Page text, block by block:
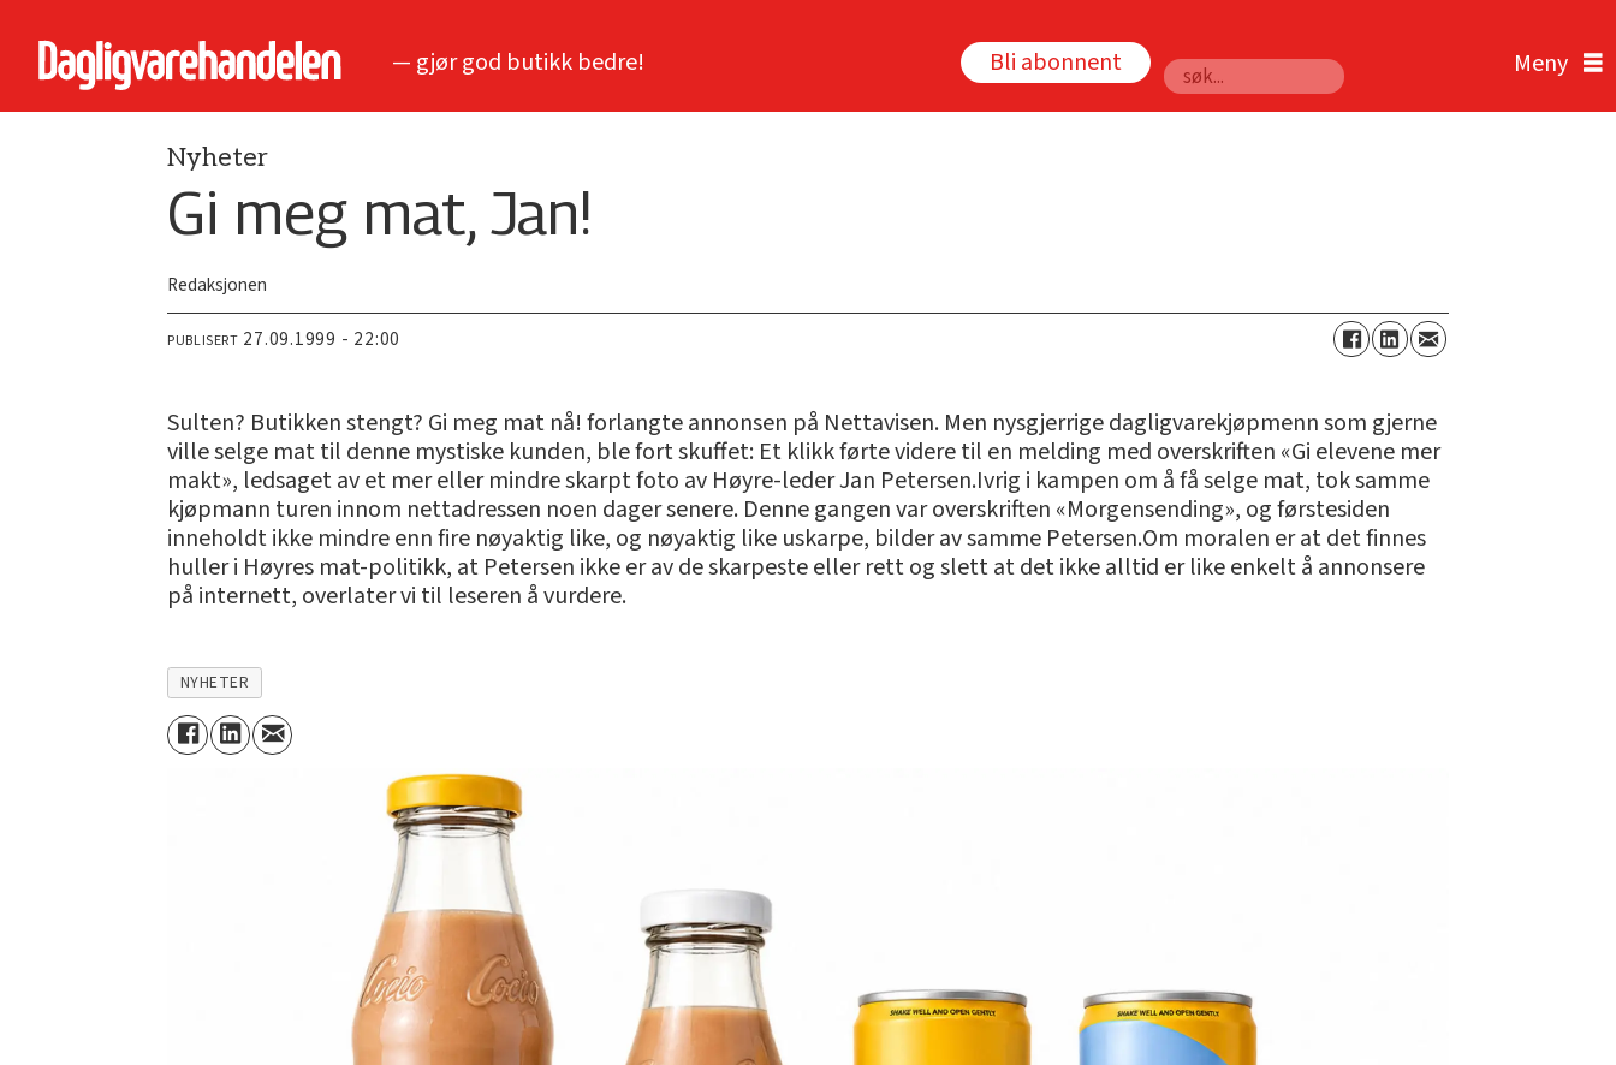
— gjør god butikk bedre! Bli abonnent
Søk
Nyheter
Gi meg mat, Jan!
Redaksjonen
PUBLISERT 27.09.1999 - 22:00
Sulten? Butikken stengt? Gi meg mat nå! forlangte annonsen på Nettavisen. Men nysgjerrige dagligvarekjøpmenn som gjerne
ville selge mat til denne mystiske kunden, ble fort skuffet: Et klikk førte videre til en melding med overskriften «Gi elevene mer
makt», ledsaget av et mer eller mindre skarpt foto av Høyre-leder Jan Petersen.Ivrig i kampen om å få selge mat, tok samme
kjøpmann turen innom nettadressen noen dager senere. Denne gangen var overskriften «Morgensending», og førstesiden
inneholdt ikke mindre enn fire nøyaktig like, og nøyaktig like uskarpe, bilder av samme Petersen.Om moralen er at det finnes
huller i Høyres mat-politikk, at Petersen ikke er av de skarpeste eller rett og slett at det ikke alltid er like enkelt å annonsere
på internett, overlater vi til leseren å vurdere.
NYHETER